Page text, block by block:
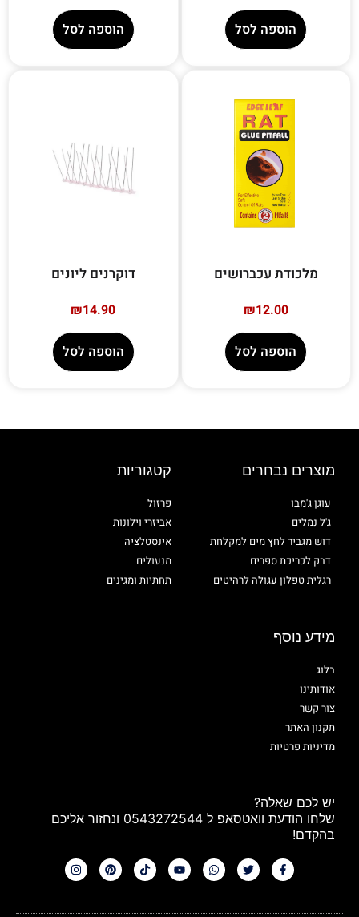
הוספה לסל הוספה לסל
מלכודת עכברושים
₪12.00
הוספה לסל
דוקרנים ליונים
₪14.90
הוספה לסל
מוצרים נבחרים
עוגן ג'מבו
ג'ל נמלים
דוש מגביר לחץ מים למקלחת
דבק לכריכת ספרים
רגלית טפלון עגולה לרהיטים
קטגוריות
פרזול
אביזרי וילונות
אינסטלציה
מנעולים
תחתיות ומגינים
מידע נוסף
בלוג
אודותינו
צור קשר
תקנון האתר
מדיניות פרטיות
יש לכם שאלה?
שלחו הודעת וואטסאפ ל 0543272544 ונחזור אליכם
בהקדם!